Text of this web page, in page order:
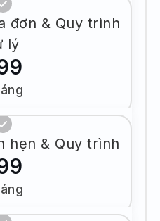
đơn & Quy trình
lý
hẹn & Quy trình